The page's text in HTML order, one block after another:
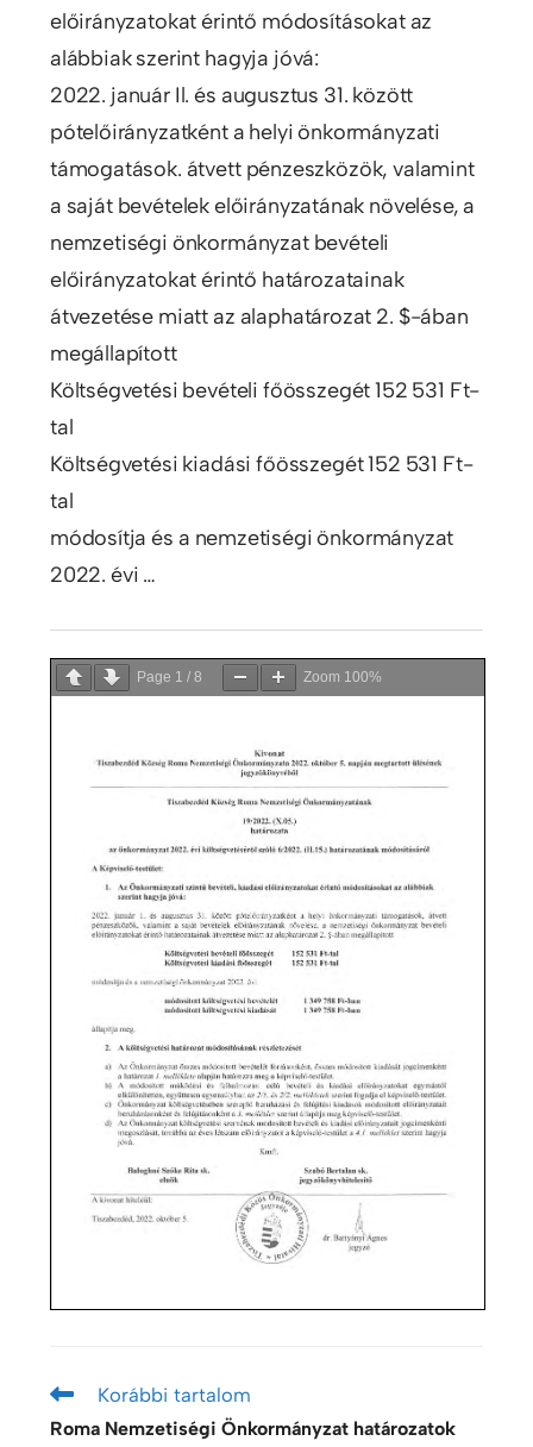
előirányzatokat érintő módosításokat az
alábbiak szerint hagyja jóvá:
2022. január Il. és augusztus 31. között
pótelőirányzatként a helyi önkormányzati
támogatások. átvett pénzeszközök, valamint
a saját bevételek előirányzatának növelése, a
nemzetiségi önkormányzat bevételi
előirányzatokat érintő határozatainak
átvezetése miatt az alaphatározat 2. $-ában
megállapított
Költségvetési bevételi főösszegét 152 531 Ft-
tal
Költségvetési kiadási főösszegét 152 531 Ft-
tal
módosítja és a nemzetiségi önkormányzat
2022. évi …
Page 1 / 8 Zoom 100%
Korábbi tartalom
Roma Nemzetiségi Önkormányzat határozatok